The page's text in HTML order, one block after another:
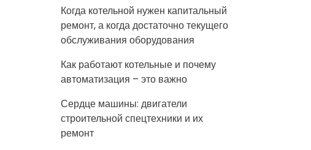
Когда котельной нужен капитальный
ремонт, а когда достаточно текущего
обслуживания оборудования
Как работают котельные и почему
автоматизация – это важно
Сердце машины: двигатели
строительной спецтехники и их
ремонт